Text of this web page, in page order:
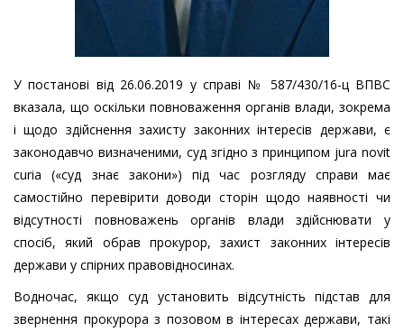
У постанові від 26.06.2019 у справі № 587/430/16-ц ВПВС
вказала, що оскільки повноваження органів влади, зокрема
і щодо здійснення захисту законних інтересів держави, є
законодавчо визначеними, суд згідно з принципом jura novit
curia («суд знає закони») під час розгляду справи має
самостійно перевірити доводи сторін щодо наявності чи
відсутності повноважень органів влади здійснювати у
спосіб, який обрав прокурор, захист законних інтересів
держави у спірних правовідносинах.
Водночас, якщо суд установить відсутність підстав для
звернення прокурора з позовом в інтересах держави, такі